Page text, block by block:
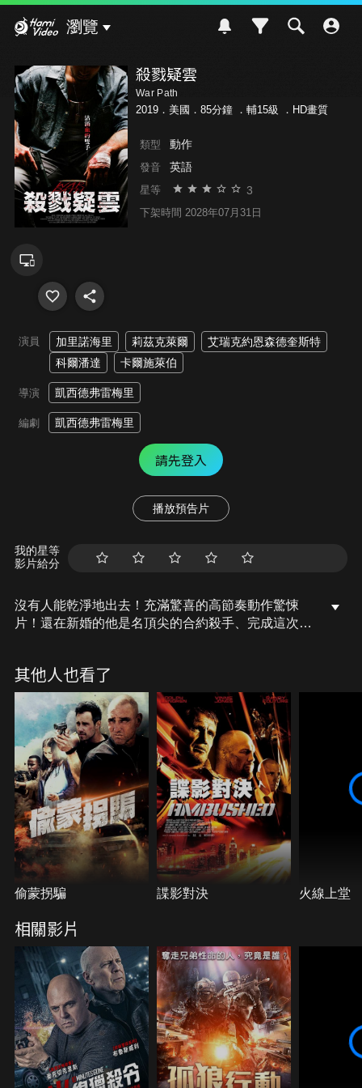
瀏覽
殺戮疑雲
War Path
2019．美國．85分鐘 ． 輔15級 ．HD畫質
類型 動作
發音 英語
星等 3
下架時間 2028年07月31日
演員 加里諾海里 莉茲克萊爾
艾瑞克約恩森德奎斯特
科爾潘達
卡爾施萊伯
導演 凱西德弗雷梅里
編劇 凱西德弗雷梅里
請先登入
播放預告片
我的星等
影片給分
沒有人能乾淨地出去！充滿驚喜的高節奏動作驚悚
片！還在新婚的他是名頂尖的合約殺手、完成這次的
其他人也看了
偷蒙拐騙 諜影對決 火線上堂
相關影片